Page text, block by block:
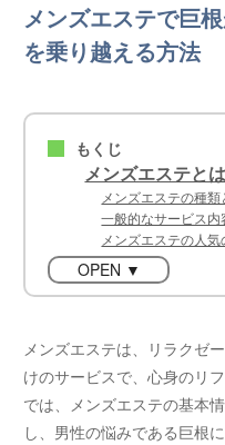
メンズエステで巨
を乗り越える方法
■ もくじ
メンズエステと
メンズエステの種
一般的なサービス内
メンズエステの人気
OPEN ▼
メンズエステは、リラクゼ
けのサービスで、心身のリ
では、メンズエステの基本
し、男性の悩みである巨根